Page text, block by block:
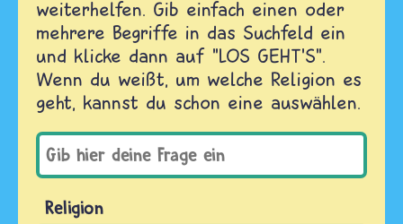
weiterhelfen. Gib einfach einen oder
mehrere Begriffe in das Suchfeld ein
und klicke dann auf "LOS GEHT'S".
Wenn du weißt, um welche Religion es
geht, kannst du schon eine auswählen.
Religion